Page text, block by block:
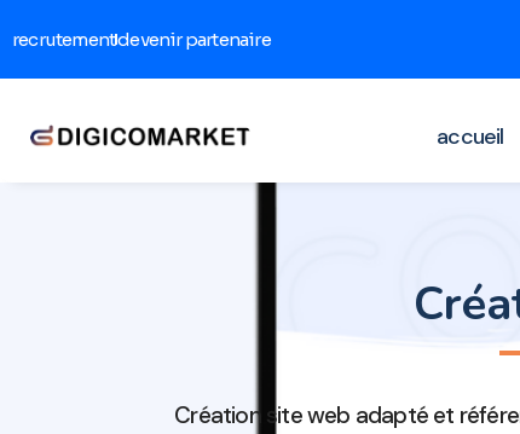
recrutementdevenir partenaire
accueil
Création site web adapté et